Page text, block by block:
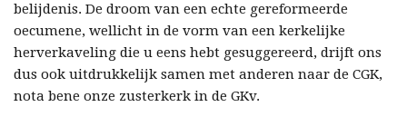
belijdenis. De droom van een echte gereformeerde
oecumene, wellicht in de vorm van een kerkelijke
herverkaveling die u eens hebt gesuggereerd, drijft ons
dus ook uitdrukkelijk samen met anderen naar de CGK,
nota bene onze zusterkerk in de GKv.